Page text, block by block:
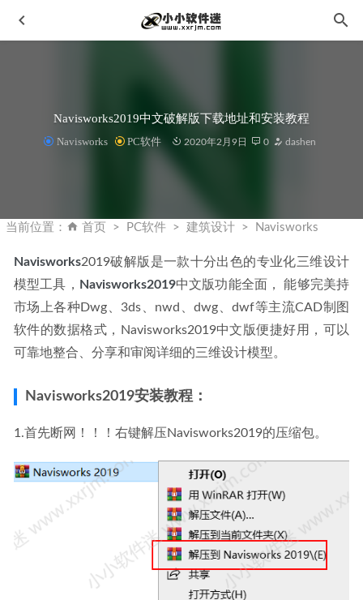
Navisworks2019中文破解版下载地址和安装教程
Navisworks PC软件 2020年2月9日 0 dashen
当前位置： 首页 PC软件 建筑设计 Navisworks
Navisworks2019破解版是一款十分出色的专业化三维设计
模型工具，
Navisworks2019中文版功能全面， 能够完美持
市场上各种Dwg、3ds、nwd、dwg、dwf等主流CAD制图
软件的数据格式，Navisworks2019中文版便捷好用，可以
可靠地整合、分享和审阅详细的三维设计模型。
Navisworks2019安装教程：
1.首先断网！！！右键解压Navisworks2019的压缩包。
10-23
31
AAct v4.2.8中文汉化版-windows11/office激活工具 2022-09-
26
ArcGIS 10.4 Desktop 中文破解版完整安装教程+下载地址
2021-03-12
2023-04-18